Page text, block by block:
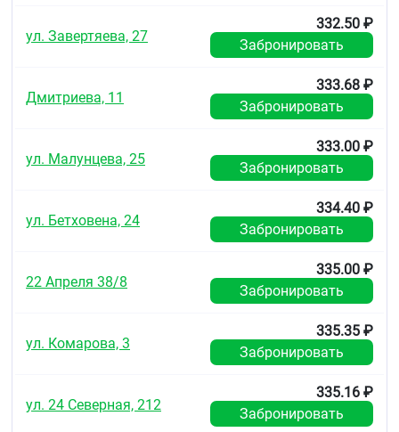
ул. Завертяева, 27
332.50 ₽
Забронировать
Дмитриева, 11
333.68 ₽
Забронировать
ул. Малунцева, 25
333.00 ₽
Забронировать
ул. Бетховена, 24
334.40 ₽
Забронировать
22 Апреля 38/8
335.00 ₽
Забронировать
ул. Комарова, 3
335.35 ₽
Забронировать
ул. 24 Северная, 212
335.16 ₽
Забронировать